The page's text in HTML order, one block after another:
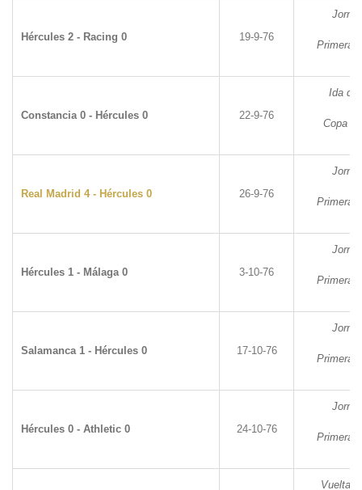
Hércules 2 - Racing 0 19-9-76
Primera
Constancia 0 - Hércules 0 22-9-76
Ida de
Copa
Real Madrid 4 - Hércules 0 26-9-76
Primera
Hércules 1 - Málaga 0 3-10-76
Primera
Salamanca 1 - Hércules 0 17-10-76
Primera
Hércules 0 - Athletic 0 24-10-76
Primera
Vuelta